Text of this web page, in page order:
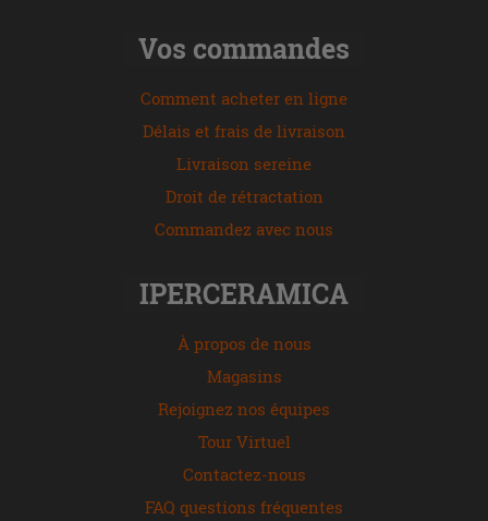
Vos commandes
Comment acheter en ligne
Délais et frais de livraison
Livraison sereine
Droit de rétractation
Commandez avec nous
IPERCERAMICA
À propos de nous
Magasins
Rejoignez nos équipes
Tour Virtuel
Contactez-nous
FAQ questions fréquentes